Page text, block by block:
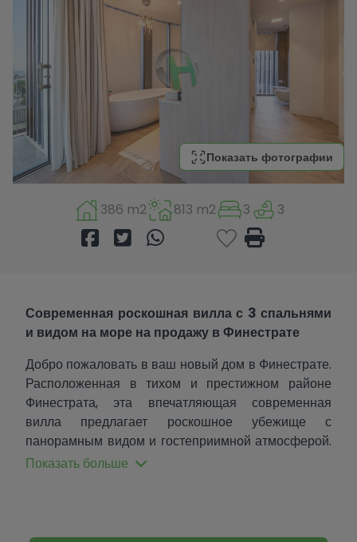
Показать фотографии
386 m2 813 m2 3 3
Современная роскошная вилла с 3 спальнями
и видом на море на продажу в Финестрате
Добро пожаловать в ваш новый дом в Финестрате.
Расположенная в тихом и престижном районе
Финестрата, эта впечатляющая современная
вилла предлагает роскошное убежище с
панорамным видом и гостеприимной атмосферой.
С 386 м² застроенной площади и просторным
эксклюзивный образ жизни.
Показать больше